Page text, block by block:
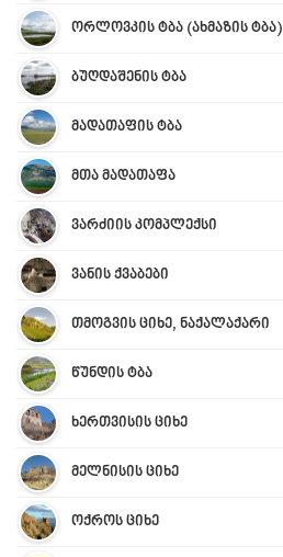
ორლოვკის ტბა (ახმაზის ტბა)
ბუღდაშენის ტბა
მადათაფის ტბა
მთა მადათაფა
ვარძიის კომპლექსი
ვანის ქვაბები
თმოგვის ციხე, ნაქალაქარი
წუნდის ტბა
ხერთვისის ციხე
მელნისის ციხე
ოქროს ციხე